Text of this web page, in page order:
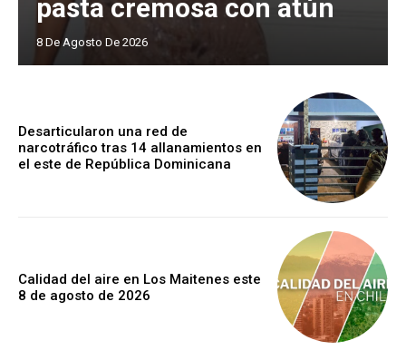
pasta cremosa con atún
8 De Agosto De 2026
Desarticularon una red de
narcotráfico tras 14 allanamientos en
el este de República Dominicana
Calidad del aire en Los Maitenes este
8 de agosto de 2026